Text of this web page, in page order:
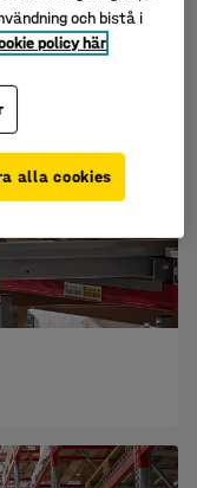
och bistå i
policy här
alla cookies